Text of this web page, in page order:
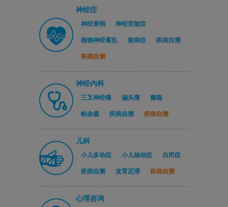
神经症
神经衰弱 神经官能症
植物神经紊乱 疑病症 疾病自测
疾病自测
神经内科
三叉神经痛 偏头痛 癫痫
帕金森 疾病自测 疾病自测
儿科
小儿多动症 小儿抽动症 自闭症
疾病自测 发育迟滞 疾病自测
心理咨询